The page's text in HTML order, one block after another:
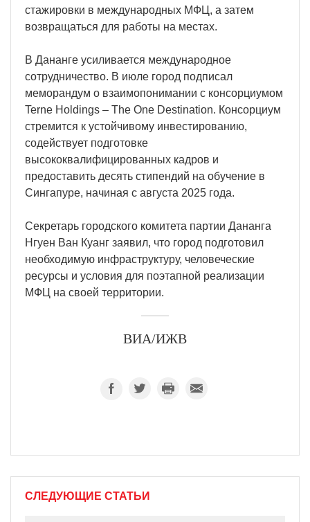
стажировки в международных МФЦ, а затем
возвращаться для работы на местах.
В Дананге усиливается международное
сотрудничество. В июле город подписал
меморандум о взаимопонимании с консорциумом
Terne Holdings – The One Destination. Консорциум
стремится к устойчивому инвестированию,
содействует подготовке
высококвалифицированных кадров и
предоставить десять стипендий на обучение в
Сингапуре, начиная с августа 2025 года.
Секретарь городского комитета партии Дананга
Нгуен Ван Куанг заявил, что город подготовил
необходимую инфраструктуру, человеческие
ресурсы и условия для поэтапной реализации
МФЦ на своей территории.
ВИА/ИЖВ
СЛЕДУЮЩИЕ СТАТЬИ